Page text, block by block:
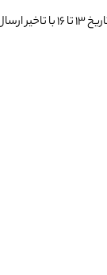
شد.